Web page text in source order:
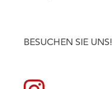
BESUCHEN SIE UNS!